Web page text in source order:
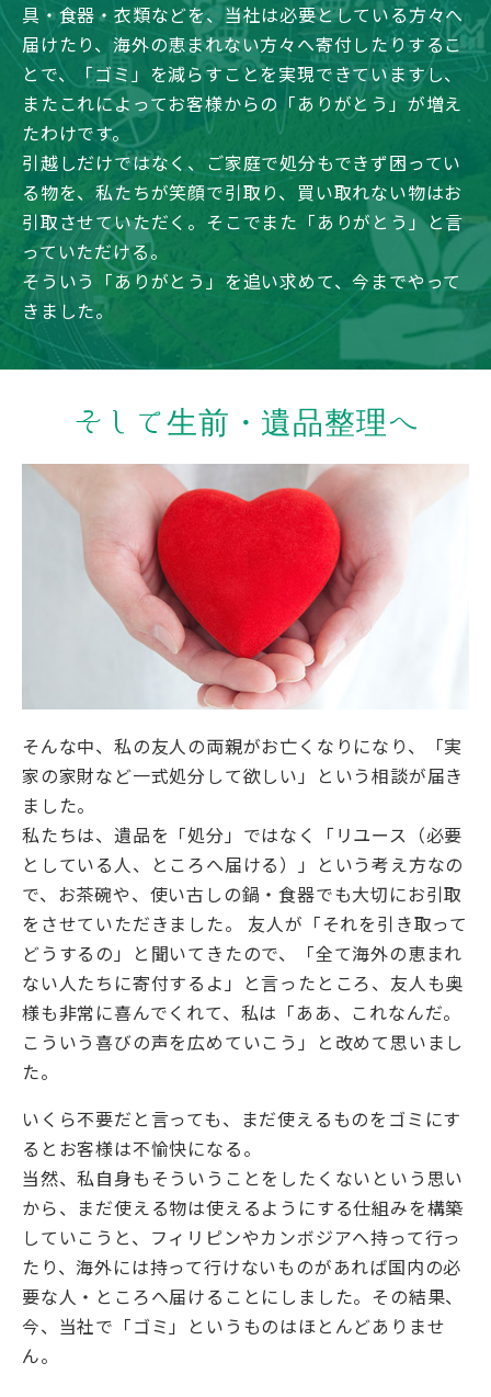
具・食器・衣類などを、当社は必要としている方々へ
届けたり、海外の恵まれない方々へ寄付したりするこ
とで、「ゴミ」を減らすことを実現できていますし、
またこれによってお客様からの「ありがとう」が増え
たわけです。
引越しだけではなく、ご家庭で処分もできず困ってい
る物を、私たちが笑顔で引取り、買い取れない物はお
引取させていただく。そこでまた「ありがとう」と言
っていただける。
そういう「ありがとう」を追い求めて、今までやって
きました。
そして生前・遺品整理へ
そんな中、私の友人の両親がお亡くなりになり、「実
家の家財など一式処分して欲しい」という相談が届き
ました。
私たちは、遺品を「処分」ではなく「リユース（必要
としている人、ところへ届ける）」という考え方なの
で、お茶碗や、使い古しの鍋・食器でも大切にお引取
をさせていただきました。 友人が「それを引き取って
どうするの」と聞いてきたので、「全て海外の恵まれ
ない人たちに寄付するよ」と言ったところ、友人も奥
様も非常に喜んでくれて、私は「ああ、これなんだ。
こういう喜びの声を広めていこう」と改めて思いまし
た。
いくら不要だと言っても、まだ使えるものをゴミにす
るとお客様は不愉快になる。
当然、私自身もそういうことをしたくないという思い
から、まだ使える物は使えるようにする仕組みを構築
していこうと、フィリピンやカンボジアへ持って行っ
たり、海外には持って行けないものがあれば国内の必
要な人・ところへ届けることにしました。その結果、
今、当社で「ゴミ」というものはほとんどありませ
ん。